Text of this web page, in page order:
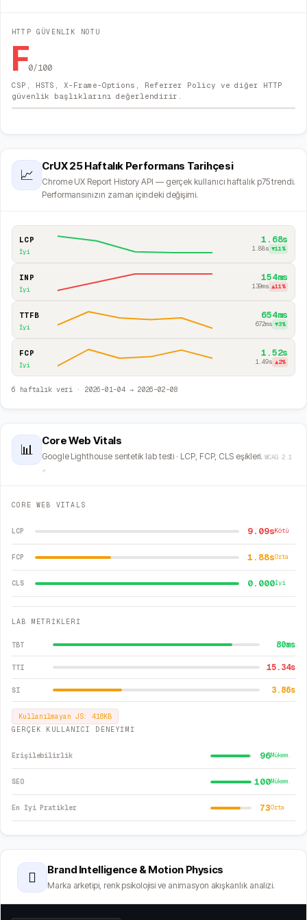
HTTP GÜVENLIK NOTU
F0/100
CSP, HSTS, X-Frame-Options, Referrer Policy ve diğer HTTP
güvenlik başlıklarını değerlendirir.
📈
CrUX 25 Haftalık Performans Tarihçesi
Chrome UX Report History API — gerçek kullanıcı haftalık p75 trendi.
Performansınızın zaman içindeki değişimi.
LCP
İyi
1.68s
1.88s ▼11%
INP
İyi
154ms
139ms ▲11%
TTFB
İyi
654ms
672ms ▼3%
FCP
İyi
1.52s
1.49s ▲2%
6 haftalık veri · 2026-01-04→ 2026-02-08
📊
Core Web Vitals
Google Lighthouse sentetik lab testi · LCP, FCP, CLS eşikleri. WCAG 2.1
↗
CORE WEB VITALS
LCP 9.09sKötü
FCP 1.88sOrta
CLS 0.000İyi
LAB METRİKLERİ
TBT 80ms
TTI 15.34s
SI 3.86s
Kullanılmayan JS: 418KB
GERÇEK KULLANICI DENEYİMİ
Erişilebilirlik 96Mükem.
SEO 100Mükem.
En İyi Pratikler 73Orta
🫆 Brand Intelligence & Motion Physics
Marka arketipi, renk psikolojisi ve animasyon akışkanlık analizi.